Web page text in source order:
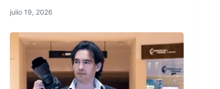
julio 19, 2026